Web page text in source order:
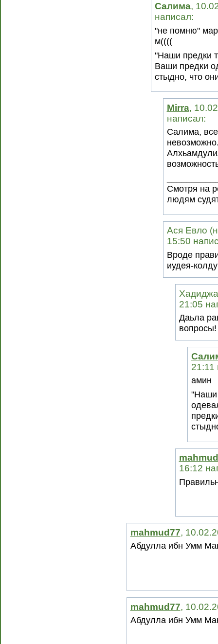
Салима,
написал:
"не помню"
м((((
"Наши предки
Ваши предки
стыдно, что
Mirra,
написал:
Салима,
Смотря на
людям
Ася Евло
15:50
Вроде
иудея-
21:05
Даьла
вопросы!
21:11
амин
"Наши
16:12
mahmud77,
Абдулла ибн Умм
mahmud77,
Абдулла ибн Умм